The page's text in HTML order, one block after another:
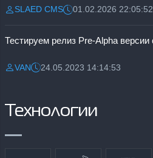
Разместил:
SLAED CMSДата:01.02.2026 22:05:52
Разместил:
VANДата:24.05.2023 14:14:53
Технологии